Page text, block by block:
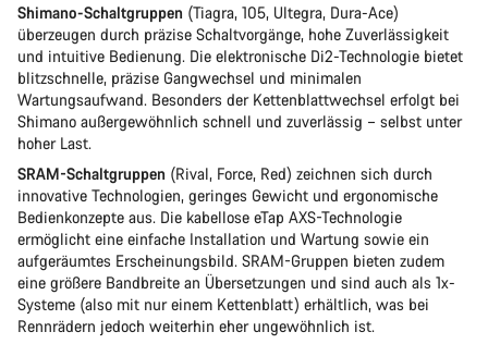
Shimano-Schaltgruppen (Tiagra, 105, Ultegra, Dura-Ace)
überzeugen durch präzise Schaltvorgänge, hohe Zuverlässigkeit
und intuitive Bedienung. Die elektronische Di2-Technologie bietet
blitzschnelle, präzise Gangwechsel und minimalen
Wartungsaufwand. Besonders der Kettenblattwechsel erfolgt bei
Shimano außergewöhnlich schnell und zuverlässig – selbst unter
hoher Last.
SRAM-Schaltgruppen (Rival, Force, Red) zeichnen sich durch
innovative Technologien, geringes Gewicht und ergonomische
Bedienkonzepte aus. Die kabellose eTap AXS-Technologie
ermöglicht eine einfache Installation und Wartung sowie ein
aufgeräumtes Erscheinungsbild. SRAM-Gruppen bieten zudem
eine größere Bandbreite an Übersetzungen und sind auch als 1x-
Systeme (also mit nur einem Kettenblatt) erhältlich, was bei
Rennrädern jedoch weiterhin eher ungewöhnlich ist.